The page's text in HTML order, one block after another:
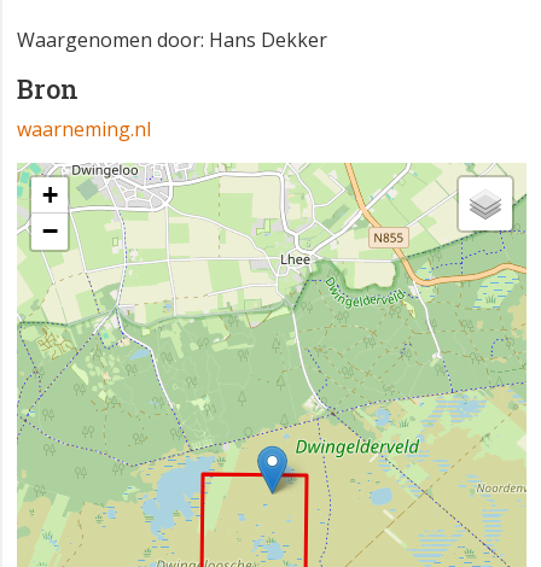
Waargenomen door: Hans Dekker
Bron
waarneming.nl
+
−